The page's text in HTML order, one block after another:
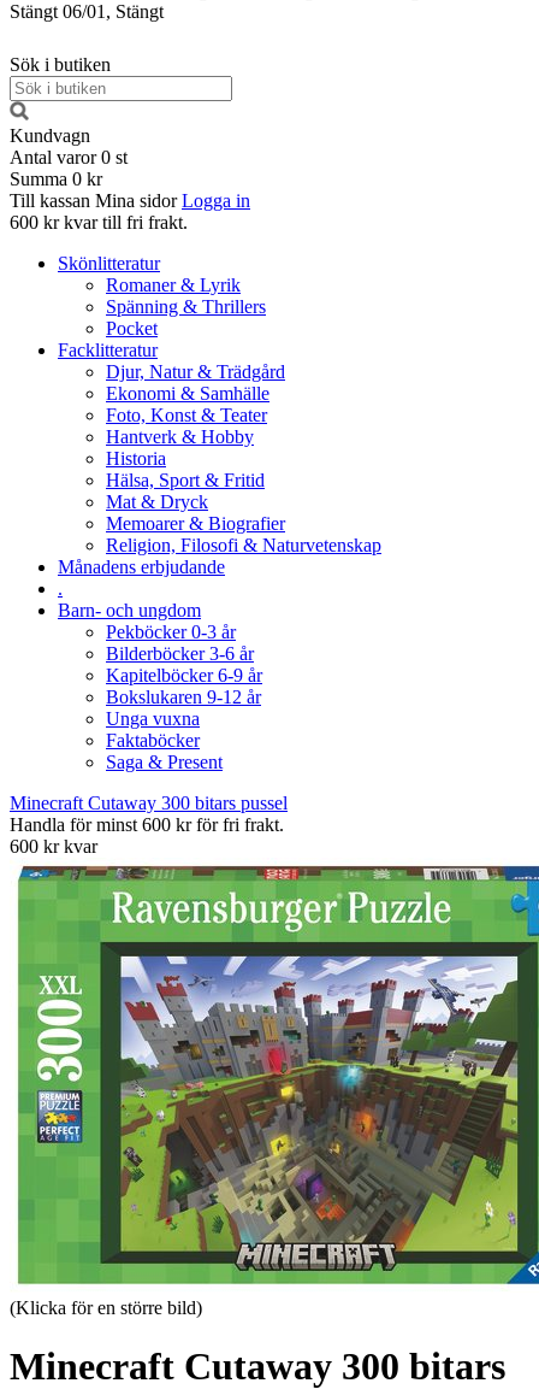
Stängt 06/01, Stängt
Sök i butiken
Kundvagn
Antal varor 0 st
Summa 0 kr
Till kassan Mina sidor Logga in
600 kr kvar till fri frakt.
Skönlitteratur
Romaner & Lyrik
Spänning & Thrillers
Pocket
Facklitteratur
Djur, Natur & Trädgård
Ekonomi & Samhälle
Foto, Konst & Teater
Hantverk & Hobby
Historia
Hälsa, Sport & Fritid
Mat & Dryck
Memoarer & Biografier
Religion, Filosofi & Naturvetenskap
Månadens erbjudande
.
Barn- och ungdom
Pekböcker 0-3 år
Bilderböcker 3-6 år
Kapitelböcker 6-9 år
Bokslukaren 9-12 år
Unga vuxna
Faktaböcker
Saga & Present
Minecraft Cutaway 300 bitars pussel
Handla för minst 600 kr för fri frakt.
600 kr kvar
(Klicka för en större bild)
Minecraft Cutaway 300 bitars